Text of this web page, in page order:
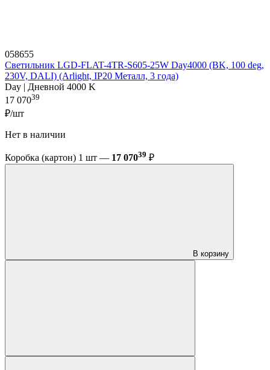
058655
Светильник LGD-FLAT-4TR-S605-25W Day4000 (BK, 100 deg,
230V, DALI) (Arlight, IP20 Металл, 3 года)
Day | Дневной 4000 K
17 07039
₽/шт
Нет в наличии
Коробка (картон) 1 шт — 17 07039 ₽
В корзину